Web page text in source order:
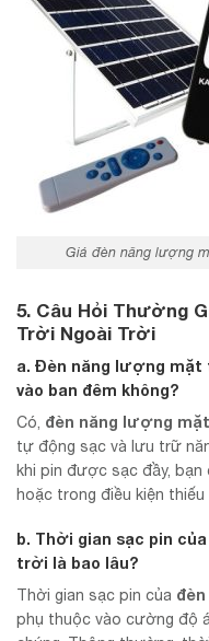
Giá đèn năng lượng
5. Câu Hỏi Thường
Trời Ngoài Trời
a. Đèn năng lượng
vào ban đêm không?
Có, đèn năng lượng
tự động sạc và lưu trữ
khi pin được sạc đầy,
hoặc trong điều kiện thiếu
b. Thời gian sạc pin của
trời là bao lâu?
Thời gian sạc pin của
phụ thuộc vào cường độ